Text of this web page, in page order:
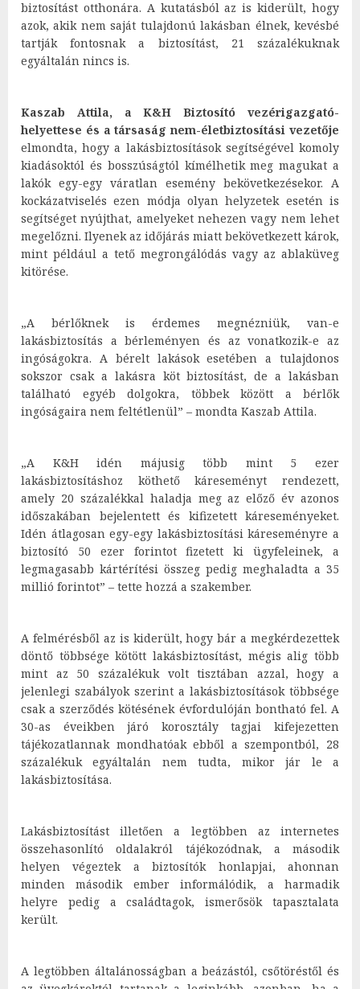
biztosítást otthonára. A kutatásból az is kiderült, hogy
azok, akik nem saját tulajdonú lakásban élnek, kevésbé
tartják fontosnak a biztosítást, 21 százalékuknak
egyáltalán nincs is.
Kaszab Attila, a K&H Biztosító vezérigazgató-
helyettese és a társaság nem-életbiztosítási vezetője
elmondta, hogy a lakásbiztosítások segítségével komoly
kiadásoktól és bosszúságtól kímélhetik meg magukat a
lakók egy-egy váratlan esemény bekövetkezésekor. A
kockázatviselés ezen módja olyan helyzetek esetén is
segítséget nyújthat, amelyeket nehezen vagy nem lehet
megelőzni. Ilyenek az időjárás miatt bekövetkezett károk,
mint például a tető megrongálódás vagy az ablaküveg
kitörése.
„A bérlőknek is érdemes megnézniük, van-e
lakásbiztosítás a bérleményen és az vonatkozik-e az
ingóságokra. A bérelt lakások esetében a tulajdonos
sokszor csak a lakásra köt biztosítást, de a lakásban
található egyéb dolgokra, többek között a bérlők
ingóságaira nem feltétlenül” – mondta Kaszab Attila.
„A K&H idén májusig több mint 5 ezer
lakásbiztosításhoz köthető káreseményt rendezett,
amely 20 százalékkal haladja meg az előző év azonos
időszakában bejelentett és kifizetett káreseményeket.
Idén átlagosan egy-egy lakásbiztosítási káreseményre a
biztosító 50 ezer forintot fizetett ki ügyfeleinek, a
legmagasabb kártérítési összeg pedig meghaladta a 35
millió forintot” – tette hozzá a szakember.
A felmérésből az is kiderült, hogy bár a megkérdezettek
döntő többsége kötött lakásbiztosítást, mégis alig több
mint az 50 százalékuk volt tisztában azzal, hogy a
jelenlegi szabályok szerint a lakásbiztosítások többsége
csak a szerződés kötésének évfordulóján bontható fel. A
30-as éveikben járó korosztály tagjai kifejezetten
tájékozatlannak mondhatóak ebből a szempontból, 28
százalékuk egyáltalán nem tudta, mikor jár le a
lakásbiztosítása.
Lakásbiztosítást illetően a legtöbben az internetes
összehasonlító oldalakról tájékozódnak, a második
helyen végeztek a biztosítók honlapjai, ahonnan
minden második ember informálódik, a harmadik
helyre pedig a családtagok, ismerősök tapasztalata
került.
A legtöbben általánosságban a beázástól, csőtöréstől és